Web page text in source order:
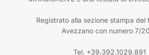
Registrato alla sezione stampa del
Avezzano con numero 7/
Tel. +39.392.1029.891